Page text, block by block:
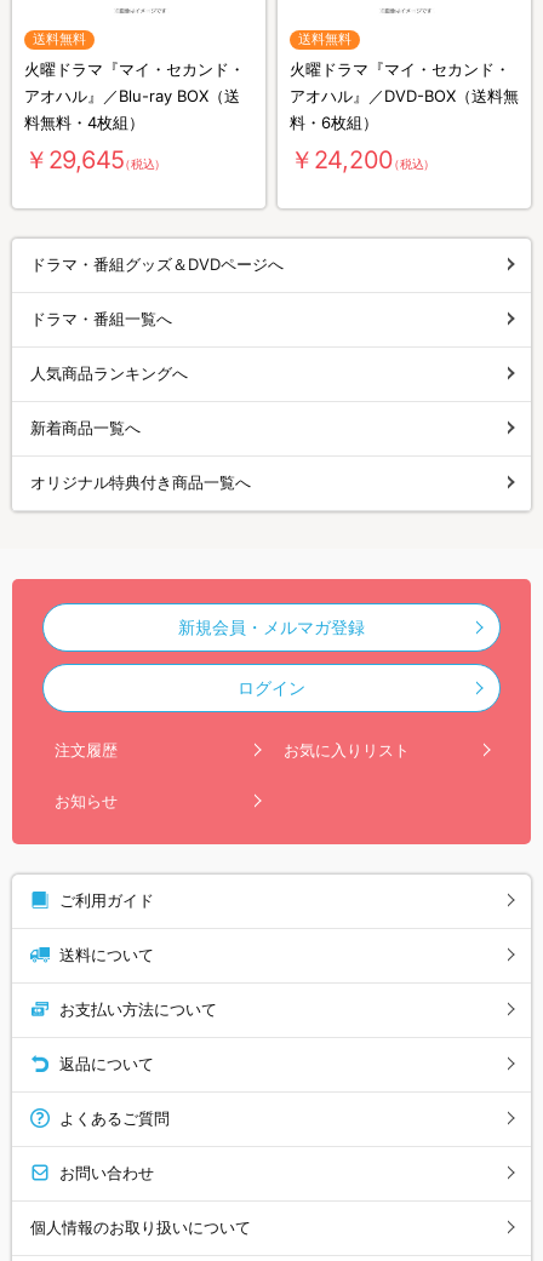
送料無料
火曜ドラマ『マイ・セカンド・
アオハル』／Blu-ray BOX（送
料無料・4枚組）
￥29,645（税込）
送料無料
火曜ドラマ『マイ・セカンド・
アオハル』／DVD-BOX（送料無
料・6枚組）
￥24,200（税込）
ドラマ・番組グッズ＆DVDページへ
ドラマ・番組一覧へ
人気商品ランキングへ
新着商品一覧へ
オリジナル特典付き商品一覧へ
新規会員・メルマガ登録
ログイン
注文履歴 お気に入りリスト
お知らせ
ご利用ガイド
送料について
お支払い方法について
返品について
よくあるご質問
お問い合わせ
個人情報のお取り扱いについて